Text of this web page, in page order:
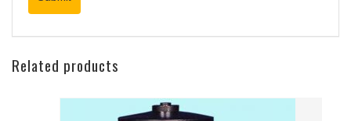
Related products